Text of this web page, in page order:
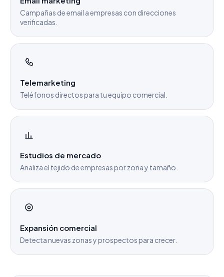
Campañas de email a empresas con direcciones
verificadas.
Telemarketing
Teléfonos directos para tu equipo comercial.
Estudios de mercado
Analiza el tejido de empresas por zona y tamaño.
Expansión comercial
Detecta nuevas zonas y prospectos para crecer.